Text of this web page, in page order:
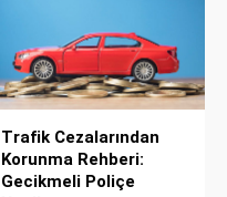
Trafik Cezalarından
Korunma Rehberi:
Gecikmeli Poliçe